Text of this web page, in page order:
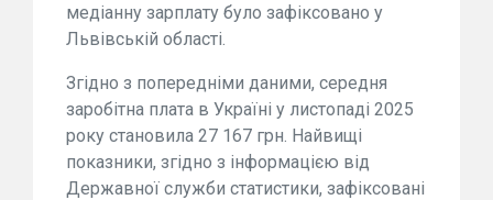
медіанну зарплату було зафіксовано у
Львівській області.
Згідно з попередніми даними, середня
заробітна плата в Україні у листопаді 2025
року становила 27 167 грн. Найвищі
показники, згідно з інформацією від
Державної служби статистики, зафіксовані